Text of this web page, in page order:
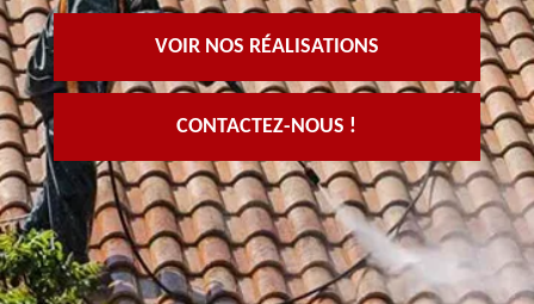
VOIR NOS RÉALISATIONS
CONTACTEZ-NOUS !